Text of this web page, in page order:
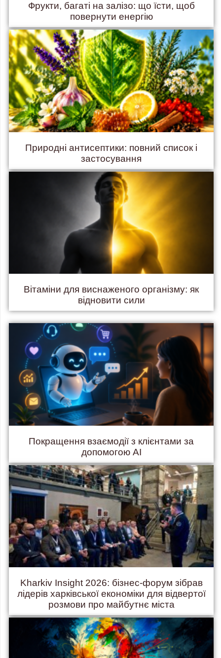
Фрукти, багаті на залізо: що їсти, щоб
повернути енергію
Природні антисептики: повний список і
застосування
Вітаміни для виснаженого організму: як
відновити сили
Покращення взаємодії з клієнтами за
допомогою AI
Kharkiv Insight 2026: бізнес-форум зібрав
лідерів харківської економіки для відвертої
розмови про майбутнє міста